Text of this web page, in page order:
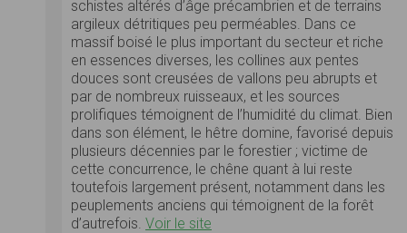
schistes altérés d’âge précambrien et de terrains
argileux détritiques peu perméables. Dans ce
massif boisé le plus important du secteur et riche
en essences diverses, les collines aux pentes
douces sont creusées de vallons peu abrupts et
par de nombreux ruisseaux, et les sources
prolifiques témoignent de l’humidité du climat. Bien
dans son élément, le hêtre domine, favorisé depuis
plusieurs décennies par le forestier ; victime de
cette concurrence, le chêne quant à lui reste
toutefois largement présent, notamment dans les
peuplements anciens qui témoignent de la forêt
d’autrefois. Voir le site